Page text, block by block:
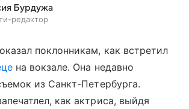
Бурдужа
редактор
поклонникам, как встретил
на вокзале. Она недавно
из Санкт-Петербурга.
как актриса, выйдя